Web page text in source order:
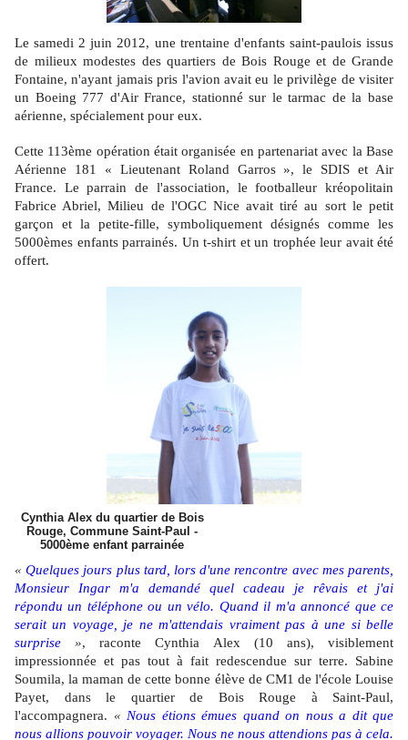
Le samedi 2 juin 2012, une trentaine d'enfants saint-paulois issus
de milieux modestes des quartiers de Bois Rouge et de Grande
Fontaine, n'ayant jamais pris l'avion avait eu le privilège de visiter
un Boeing 777 d'Air France, stationné sur le tarmac de la base
aérienne, spécialement pour eux.
Cette 113ème opération était organisée en partenariat avec la Base
Aérienne 181 « Lieutenant Roland Garros », le SDIS et Air
France. Le parrain de l'association, le footballeur kréopolitain
Fabrice Abriel, Milieu de l'OGC Nice avait tiré au sort le petit
garçon et la petite-fille, symboliquement désignés comme les
5000èmes enfants parrainés. Un t-shirt et un trophée leur avait été
offert.
Cynthia Alex du quartier de Bois
Rouge, Commune Saint-Paul -
5000ème enfant parrainée
«Quelques jours plus tard, lors d'une rencontre avec mes parents,
Monsieur Ingar m'a demandé quel cadeau je rêvais et j'ai
répondu un téléphone ou un vélo. Quand il m'a annoncé que ce
serait un voyage, je ne m'attendais vraiment pas à une si belle
surprise », raconte Cynthia Alex (10 ans), visiblement
impressionnée et pas tout à fait redescendue sur terre. Sabine
Soumila, la maman de cette bonne élève de CM1 de l'école Louise
Payet, dans le quartier de Bois Rouge à Saint-Paul,
l'accompagnera. « Nous étions émues quand on nous a dit que
nous allions pouvoir voyager. Nous ne nous attendions pas à cela.